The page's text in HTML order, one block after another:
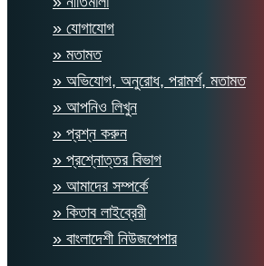
» যোগাযোগ
» মতামত
» অভিযোগ, অনুরোধ, পরামর্শ, মতামত
» আপনিও লিখুন
» প্রশ্ন করুন
» প্রশ্নোত্তর বিভাগ
» আমাদের সম্পর্কে
» কিতাব লাইব্রেরী
» বাংলাদেশী নিউজপেপার